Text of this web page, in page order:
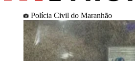
Polícia Civil do Maranhão